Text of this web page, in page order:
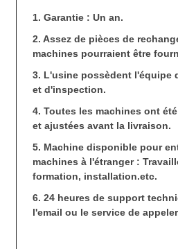
1. Garantie : Un an.
2. Assez de pièces de
machines pourraient être
3. L'usine possèdent l'équipe
et d'inspection.
4. Toutes les machines ont
et ajustées avant la livraison.
5. Machine disponible pour
machines à l'étranger :
formation, installation.etc.
6. 24 heures de support
l'email ou le service de